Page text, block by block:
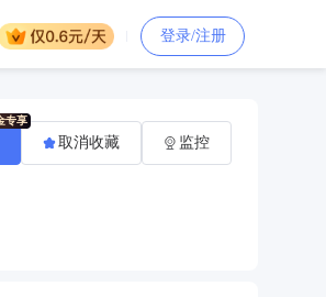
登录/注册
取消收藏 监控